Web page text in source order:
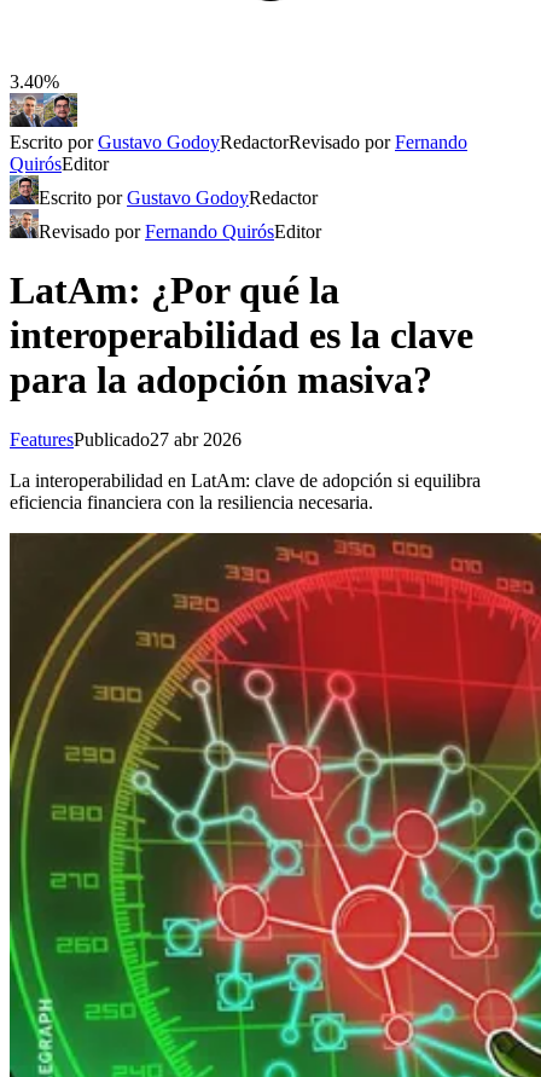
3.40%
Escrito porGustavo GodoyRedactorRevisado porFernando
QuirósEditor
Escrito porGustavo GodoyRedactor
Revisado porFernando QuirósEditor
LatAm: ¿Por qué la
interoperabilidad es la clave
para la adopción masiva?
FeaturesPublicado27 abr 2026
La interoperabilidad en LatAm: clave de adopción si equilibra
eficiencia financiera con la resiliencia necesaria.